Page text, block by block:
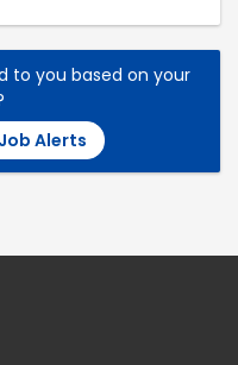
to you based on your
Alerts